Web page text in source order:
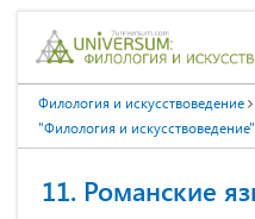
Филология и искусствоведение
"Филология и искусствоведение"
11. Романские